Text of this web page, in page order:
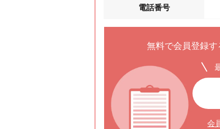
電話番号
無料で会員登録
会